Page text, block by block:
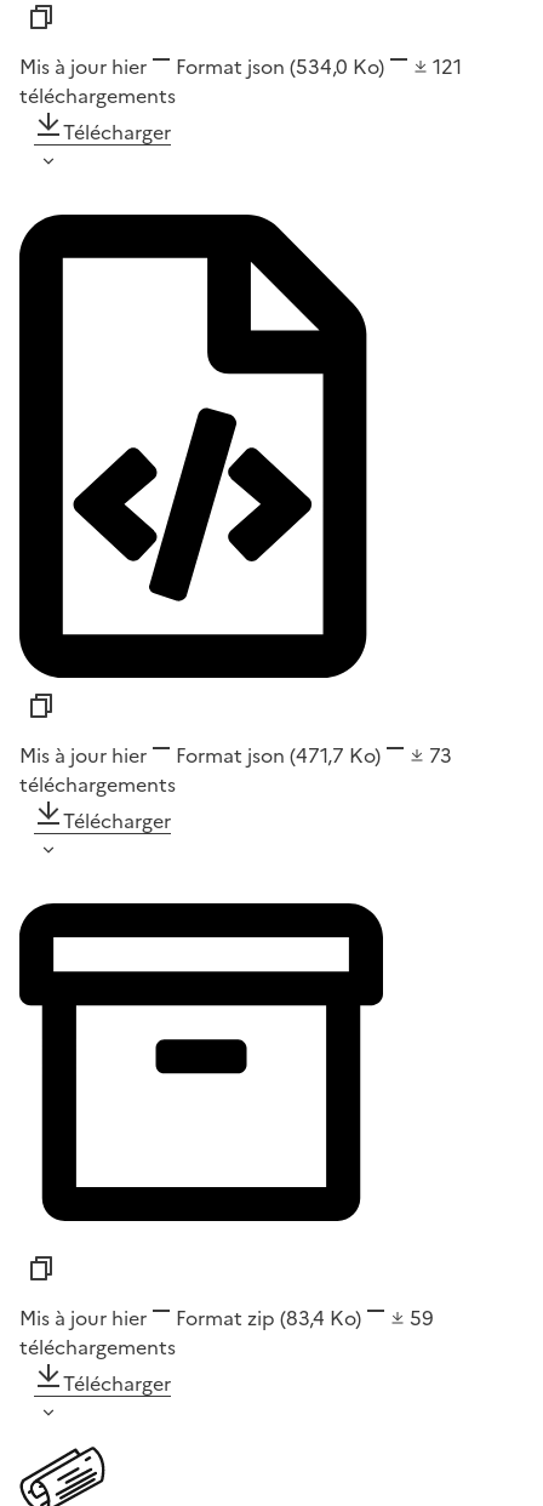
Mis à jour hier Format json (534,0 Ko)
121
téléchargements
Télécharger
Mis à jour hier Format json (471,7 Ko)
73
téléchargements
Télécharger
Mis à jour hier Format zip (83,4 Ko)
59
téléchargements
Télécharger